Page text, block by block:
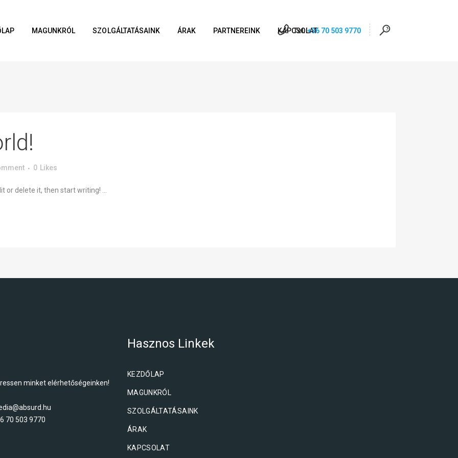
Tel:+36 70 503 9770
MAGUNKRÓL SZOLGÁLTATÁSAINK ÁRAK PARTNEREINK KAPCSOLAT
0 Likes
or delete it, then start writing! ...
minket elérhetőségeinken!
70 503 9770
Hasznos Linkek
KEZDŐLAP
MAGUNKRÓL
SZOLGÁLTATÁSAINK
ÁRAK
KAPCSOLAT